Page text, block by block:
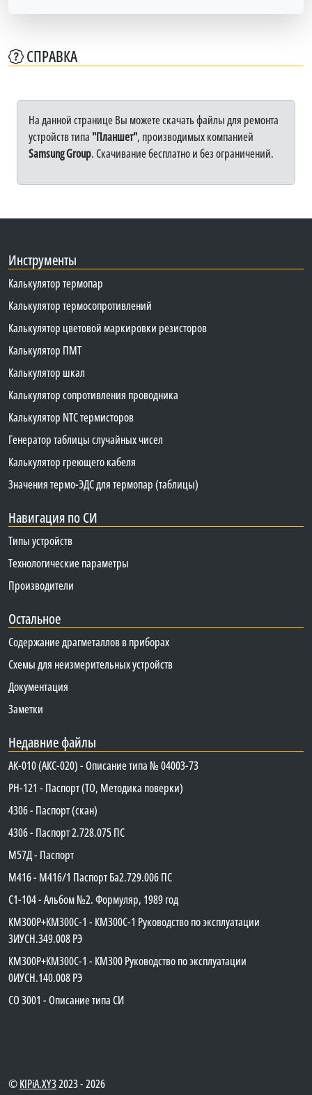
СПРАВКА
На данной странице Вы можете скачать файлы для ремонта
устройств типа "Планшет", производимых компанией
Samsung Group. Скачивание бесплатно и без ограничений.
Инструменты
Калькулятор термопар
Калькулятор термосопротивлений
Калькулятор цветовой маркировки резисторов
Калькулятор ПМТ
Калькулятор шкал
Калькулятор сопротивления проводника
Калькулятор NTC термисторов
Генератор таблицы случайных чисел
Калькулятор греющего кабеля
Значения термо-ЭДС для термопар (таблицы)
Навигация по СИ
Типы устройств
Технологические параметры
Производители
Остальное
Содержание драгметаллов в приборах
Схемы для неизмерительных устройств
Документация
Заметки
Недавние файлы
АК-010 (АКС-020) - Описание типа № 04003-73
PH-121 - Паспорт (ТО, Методика поверки)
4306 - Паспорт (скан)
4306 - Паспорт 2.728.075 ПС
М57Д - Паспорт
М416 - М416/1 Паспорт Ба2.729.006 ПС
C1-104 - Альбом №2. Формуляр, 1989 год
КМ300Р+КМ300С-1 - КМ300C-1 Руководство по эксплуатации
3ИУСН.349.008 РЭ
КМ300Р+КМ300С-1 - КМ300 Руководство по эксплуатации
0ИУСН.140.008 РЭ
СО 3001 - Описание типа СИ
©KIPiA.XY32023 - 2026